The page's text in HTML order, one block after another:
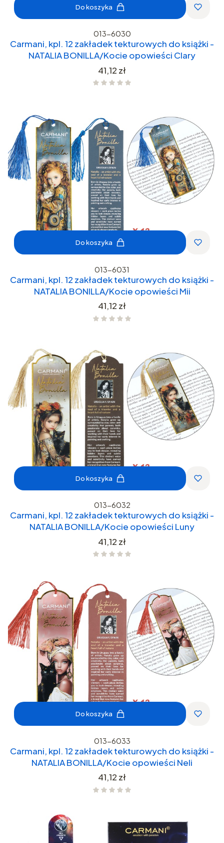
Do koszyka
013-6030
Carmani, kpl. 12 zakładek tekturowych do książki -
NATALIA BONILLA/Kocie opowieści Clary
Cena
41,12 zł
Do koszyka
013-6031
Carmani, kpl. 12 zakładek tekturowych do książki -
NATALIA BONILLA/Kocie opowieści Mii
Cena
41,12 zł
Do koszyka
013-6032
Carmani, kpl. 12 zakładek tekturowych do książki -
NATALIA BONILLA/Kocie opowieści Luny
Cena
41,12 zł
Do koszyka
013-6033
Carmani, kpl. 12 zakładek tekturowych do książki -
NATALIA BONILLA/Kocie opowieści Neli
Cena
41,12 zł